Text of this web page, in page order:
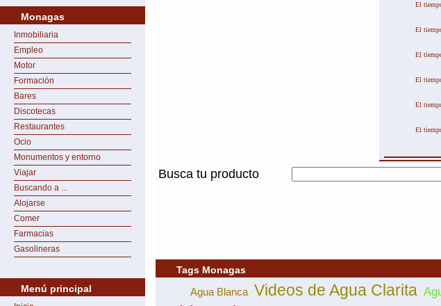
Monagas
Inmobiliaria
Empleo
Motor
Formación
Bares
Discotecas
Restaurantes
Ocio
Monumentos y entorno
Viajar
Buscando a ...
Alojarse
Comer
Farmacias
Gasolineras
Menú principal
El
El
El
El
El
El
Busca tu producto
Tags Monagas
Agua Blanca Videos de Agua Clarita